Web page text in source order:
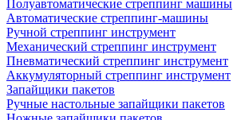
Полуавтоматические стреппинг машины
Автоматические стреппинг-машины
Ручной стреппинг инструмент
Механический стреппинг инструмент
Пневматический стреппинг инструмент
Аккумуляторный стреппинг инструмент
Запайщики пакетов
Ручные настольные запайщики пакетов